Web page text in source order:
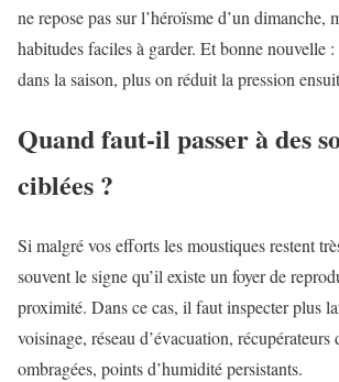
ne repose pas sur l’héroïsme d’un dimanche,
habitudes faciles à garder. Et bonne nouvelle
dans la saison, plus on réduit la pression
Quand faut-il passer à des
ciblées ?
Si malgré vos efforts les moustiques restent
souvent le signe qu’il existe un foyer de
proximité. Dans ce cas, il faut inspecter plus
voisinage, réseau d’évacuation, récupérateurs
ombragées, points d’humidité persistants.